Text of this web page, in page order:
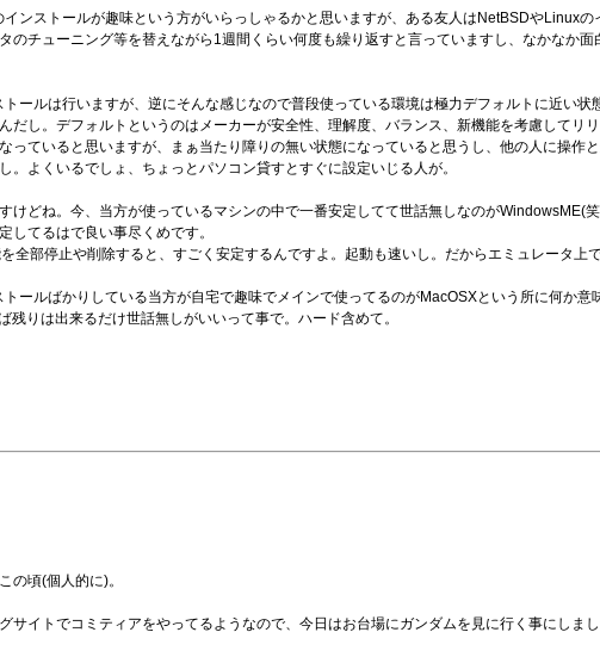
ンストールが趣味という方がいらっしゃるかと思いますが、ある友人はNetBSDやLinuxの
のチューニング等を替えながら1週間くらい何度も繰り返すと言っていますし、なかなか面
ールは行いますが、逆にそんな感じなので普段使っている環境は極力デフォルトに近い状
だし。デフォルトというのはメーカーが安全性、理解度、バランス、新機能を考慮してリ
っていると思いますが、まぁ当たり障りの無い状態になっていると思うし、他の人に操作
。よくいるでしょ、ちょっとパソコン貸すとすぐに設定いじる人が。
けどね。今、当方が使っているマシンの中で一番安定してて世話無しなのがWindowsME(
してるはで良い事尽くめです。
全部停止や削除すると、すごく安定するんですよ。起動も速いし。だからエミュレータ上
ールばかりしている当方が自宅で趣味でメインで使ってるのがMacOSXという所に何か
残りは出来るだけ世話無しがいいって事で。ハード含めて。
の頃(個人的に)。
サイトでコミティアをやってるようなので、今日はお台場にガンダムを見に行く事にしまし